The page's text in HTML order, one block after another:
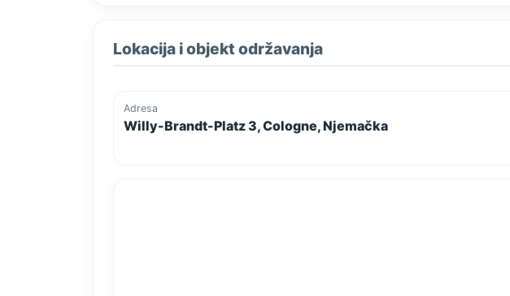
Lokacija i objekt održavanja
Adresa
Willy-Brandt-Platz 3, Cologne, Njemačka